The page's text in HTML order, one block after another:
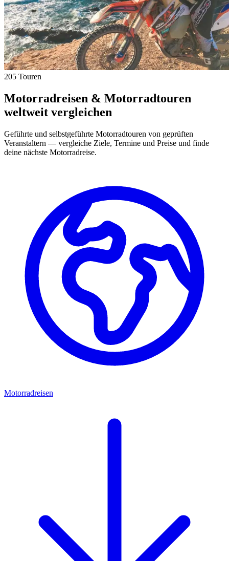
205 Touren
Motorradreisen & Motorradtouren
weltweit vergleichen
Geführte und selbstgeführte Motorradtouren von geprüften
Veranstaltern — vergleiche Ziele, Termine und Preise und finde
deine nächste Motorradreise.
Motorradreisen